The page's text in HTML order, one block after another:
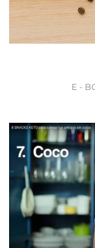
E -